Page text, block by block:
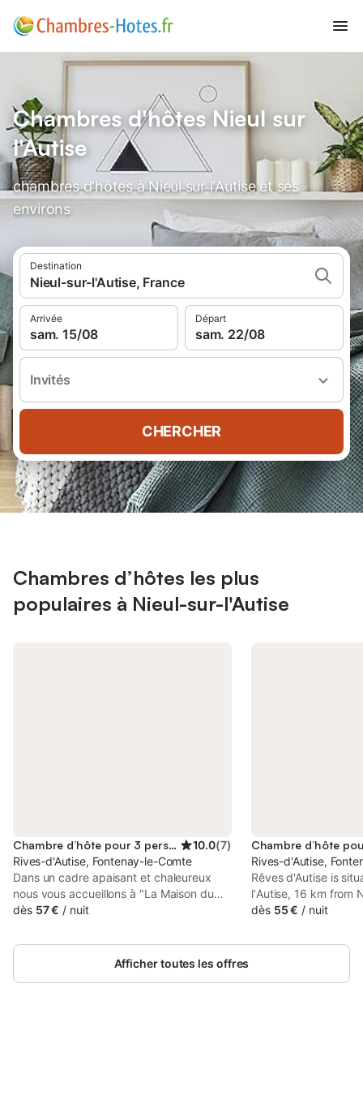
Chambres d'hôtes Nieul sur
l'Autise
chambres d'hôtes à Nieul sur l'Autise et ses
environs
Destination
Nieul-sur-l'Autise, France
Arrivée
sam. 15/08
Départ
sam. 22/08
Invités
CHERCHER
Chambres d’hôtes les plus
populaires à Nieul-sur-l'Autise
Chambre d’hôte pour 3 personnes 10.0(7)
Rives-d'Autise, Fontenay-le-Comte
Dans un cadre apaisant et chaleureux
nous vous accueillons à "La Maison du
Chat qui Pelote". Sur les chemins de
Poitevin, venez découvrir un terroir
authentique, riche en architecture et en
dès 57 € / nuit
Rives-d'Autise,
Rêves d'Autise is
lʼAutise, 16 km from
from Le Moulin du
Niort Train Station
dès 55 € / nuit
Afficher toutes les offres